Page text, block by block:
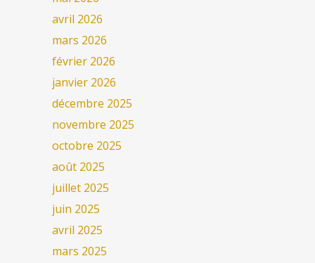
avril 2026
mars 2026
février 2026
janvier 2026
décembre 2025
novembre 2025
octobre 2025
août 2025
juillet 2025
juin 2025
avril 2025
mars 2025